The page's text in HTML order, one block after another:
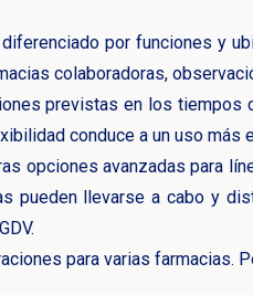
por funciones y
colaboradoras,
previstas en los tiempos
conduce a un uso más
opciones avanzadas para
pueden llevarse a cabo y
para varias farmacias.